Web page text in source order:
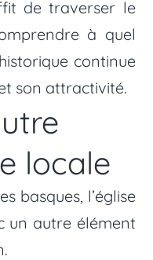
de traverser le
à quel
continue
son attractivité.
locale
basques, l’église
un autre élément